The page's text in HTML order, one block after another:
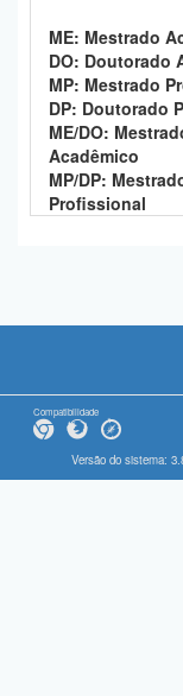
ME: Mestrado
DO:
MP: Mestrado
DP: Doutorado
ME/DO:
Acadêmico
MP/DP:
Profissional
Compatibilidade
Versão do sistema: